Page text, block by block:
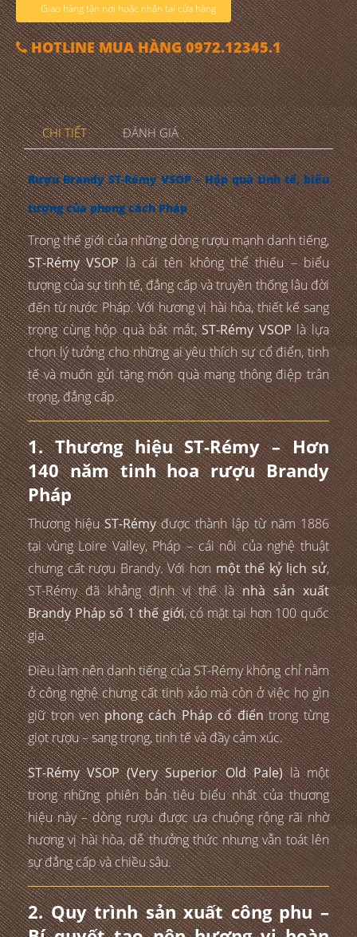
Giao hàng tận nơi hoặc nhận tại cửa hàng
HOTLINE MUA HÀNG 0972.12345.1
CHI TIẾT ĐÁNH GIÁ
Rượu Brandy ST-Rémy VSOP – Hộp quà tinh tế, biểu
tượng của phong cách Pháp
Trong thế giới của những dòng rượu mạnh danh tiếng,
ST-Rémy VSOPlà cái tên không thể thiếu – biểu
tượng của sự tinh tế, đẳng cấp và truyền thống lâu đời
đến từ nước Pháp. Với hương vị hài hòa, thiết kế sang
trọng cùng hộp quà bắt mắt,ST-Rémy VSOPlà lựa
chọn lý tưởng cho những ai yêu thích sự cổ điển, tinh
tế và muốn gửi tặng món quà mang thông điệp trân
trọng, đẳng cấp.
1. Thương hiệu ST-Rémy – Hơn
140 năm tinh hoa rượu Brandy
Pháp
Thương hiệuST-Rémyđược thành lập từ năm 1886
tại vùng Loire Valley, Pháp – cái nôi của nghệ thuật
chưng cất rượu Brandy. Với hơnmột thế kỷ lịch sử,
ST-Rémy đã khẳng định vị thế lànhà sản xuất
Brandy Pháp số 1 thế giới, có mặt tại hơn 100 quốc
gia.
Điều làm nên danh tiếng của ST-Rémy không chỉ nằm
ở công nghệ chưng cất tinh xảo mà còn ở việc họ gìn
giữ trọn vẹnphong cách Pháp cổ điểntrong từng
giọt rượu – sang trọng, tinh tế và đầy cảm xúc.
ST-Rémy VSOP (Very Superior Old Pale)là một
trong những phiên bản tiêu biểu nhất của thương
hiệu này – dòng rượu được ưa chuộng rộng rãi nhờ
hương vị hài hòa, dễ thưởng thức nhưng vẫn toát lên
sự đẳng cấp và chiều sâu.
2. Quy trình sản xuất công phu –